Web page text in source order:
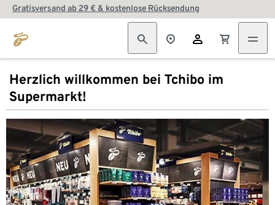
Gratisversand ab 29 € & kostenlose Rücksendung
Herzlich willkommen bei Tchibo im
Supermarkt!